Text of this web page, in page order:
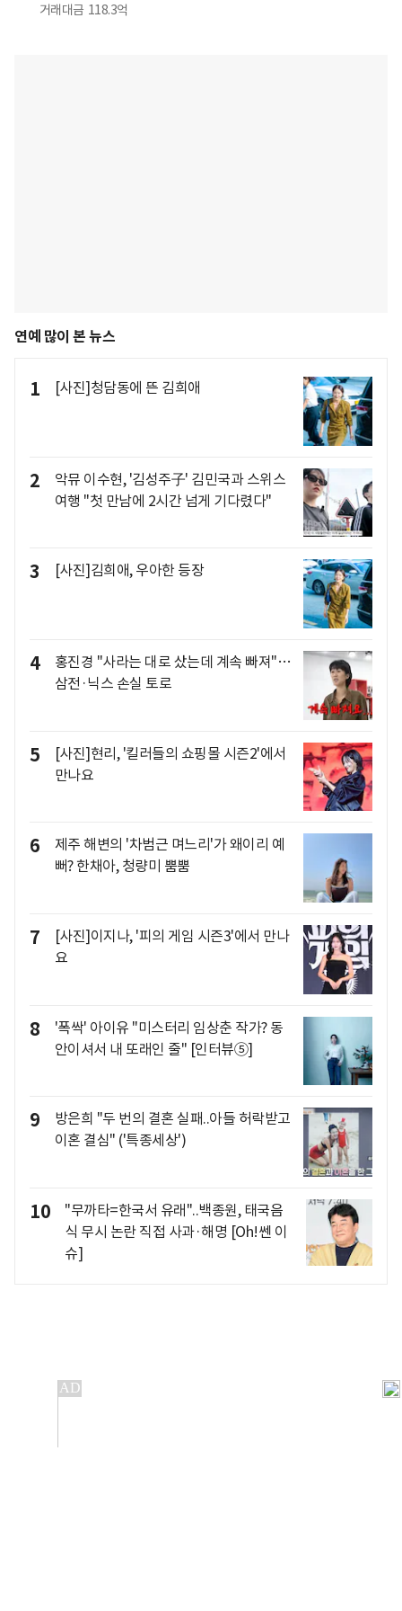
거래대금 118.3억
연예 많이 본 뉴스
1 [사진]청담동에 뜬 김희애
2
악뮤 이수현, '김성주子' 김민국과 스위스
여행 "첫 만남에 2시간 넘게 기다렸다"
3 [사진]김희애, 우아한 등장
4
홍진경 "사라는 대로 샀는데 계속 빠져"…
삼전·닉스 손실 토로
5
[사진]현리, '킬러들의 쇼핑몰 시즌2'에서
만나요
6
제주 해변의 '차범근 며느리'가 왜이리 예
뻐? 한채아, 청량미 뿜뿜
7
[사진]이지나, '피의 게임 시즌3'에서 만나
요
8
'폭싹' 아이유 "미스터리 임상춘 작가? 동
안이셔서 내 또래인 줄" [인터뷰⑤]
9
방은희 "두 번의 결혼 실패..아들 허락받고
이혼 결심" ('특종세상')
10
"무까타=한국서 유래"..백종원, 태국음
식 무시 논란 직접 사과·해명 [Oh!쎈 이
슈]